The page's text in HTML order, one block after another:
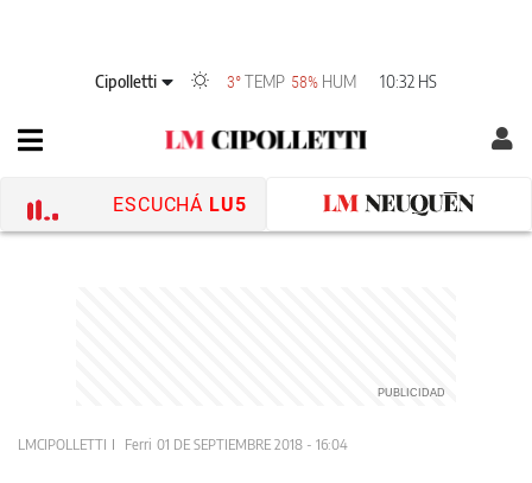
Cipolletti 3°TEMP 58% HUM 10:32 HS
ESCUCHÁ LU5
LMCIPOLLETTI Ferri 01 DE SEPTIEMBRE 2018 - 16:04